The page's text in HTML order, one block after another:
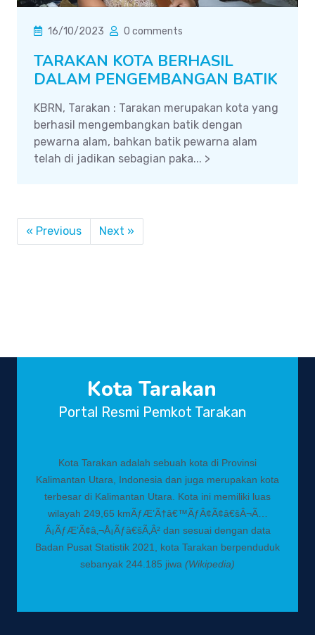
16/10/2023 0 comments
TARAKAN KOTA BERHASIL
DALAM PENGEMBANGAN BATIK
KBRN, Tarakan : Tarakan merupakan kota yang
berhasil mengembangkan batik dengan
pewarna alam, bahkan batik pewarna alam
telah di jadikan sebagian paka... >
« Previous Next »
Kota Tarakan
Portal Resmi Pemkot Tarakan
Kota Tarakan adalah sebuah kota di Provinsi
Kalimantan Utara, Indonesia dan juga merupakan kota
terbesar di Kalimantan Utara. Kota ini memiliki luas
wilayah 249,65 kmÃƒÆ’Ã†â€™ÃƒÂ¢Ã¢â€šÂ¬Ã…
Â¡ÃƒÆ’Ã¢â‚¬Å¡Ãƒâ€šÃ‚Â² dan sesuai dengan data
Badan Pusat Statistik 2021, kota Tarakan berpenduduk
sebanyak 244.185 jiwa (Wikipedia)